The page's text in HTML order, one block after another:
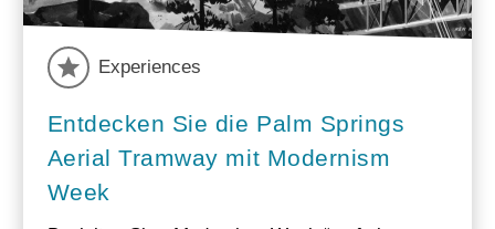
Experiences
Entdecken Sie die Palm Springs
Aerial Tramway mit Modernism
Week